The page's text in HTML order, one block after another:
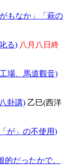
もなか」「萩の
る) 八月八日終
場、馬道觀音)
卦講) 乙巳(西洋
が」の不使用)
だったかで、